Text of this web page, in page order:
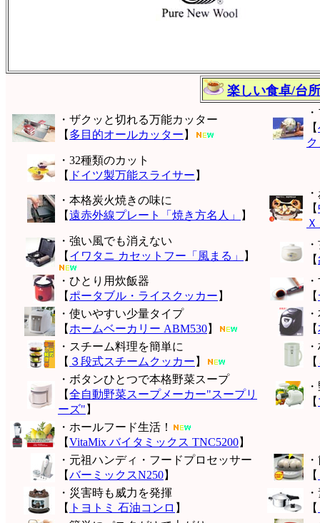
楽しい食卓/台所
・ザクッと切れる万能カッター
【 多目的オールカッター 】
【
・32種類のカット
【 ドイツ製万能スライサー 】
・本格炭火焼きの味に
【遠赤外線プレート「焼き方名人」 】
【
・強い風でも消えない
【 イワタニ カセットフー「風まる」 】
【
・ひとり用炊飯器
【 ポータブル・ライスクッカー 】
【
・使いやすい少量タイプ
【 ホームベーカリー ABM530】
【
・スチーム料理を簡単に
【 ３段式スチームクッカー 】
【
・ボタンひとつで本格野菜スープ
【全自動野菜スープメーカー"スープリ
ーズ" 】
【
・ホールフード生活！
【VitaMix バイタミックス TNC5200】
・元祖ハンディ・フードプロセッサー
【バーミックスN250】
【
・災害時も威力を発揮
【 トヨトミ 石油コンロ 】
【